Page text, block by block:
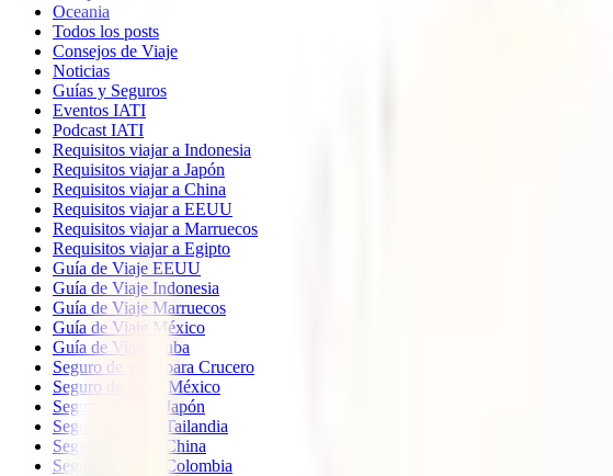
Oceania
Todos los posts
Consejos de Viaje
Noticias
Guías y Seguros
Eventos IATI
Podcast IATI
Requisitos viajar a Indonesia
Requisitos viajar a Japón
Requisitos viajar a China
Requisitos viajar a EEUU
Requisitos viajar a Marruecos
Requisitos viajar a Egipto
Guía de Viaje EEUU
Guía de Viaje Indonesia
Guía de Viaje Marruecos
Guía de Viaje México
Guía de Viaje Cuba
Seguro de viaje para Crucero
Seguro de Viaje México
Seguro de viaje Japón
Seguro de viaje Tailandia
Seguro de viaje China
Seguro de viaje Colombia